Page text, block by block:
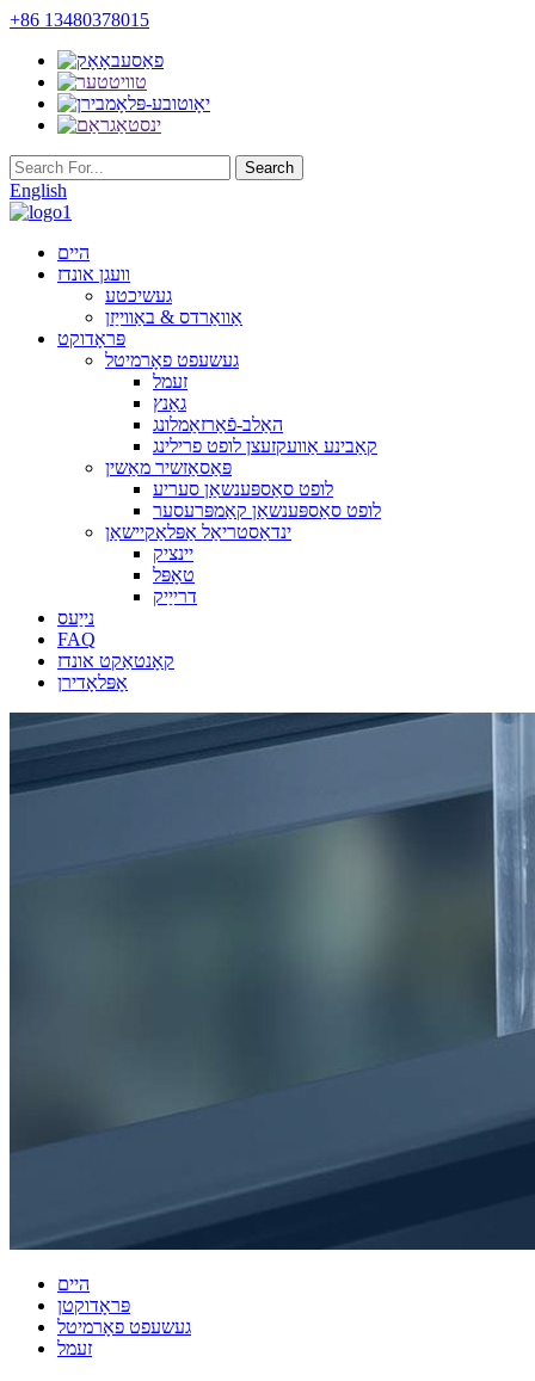
+86 13480378015
English
היים
וועגן אונדז
געשיכטע
אַוואַרדס & באַווייַזן
פּראָדוקט
געשעפט פאָרמיטל
זעמל
גאַנץ
האַלב-פֿאַרזאַמלונג
קאַבינע אַוועקזעצן לופט פרילינג
פּאַסאַזשיר מאַשין
לופט סאַספּענשאַן סעריע
לופט סאַספּענשאַן קאַמפּרעסער
ינדאַסטריאַל אַפּלאַקיישאַן
יינציק
טאָפּל
דרייַיק
נייַעס
FAQ
קאָנטאַקט אונדז
אָפּלאָדירן
היים
פּראָדוקטן
געשעפט פאָרמיטל
זעמל